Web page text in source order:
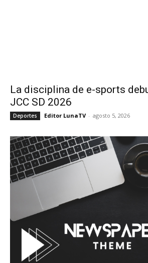
La disciplina de e-sports
JCC SD 2026
Deportes Editor LunaTV - agosto 5, 2026